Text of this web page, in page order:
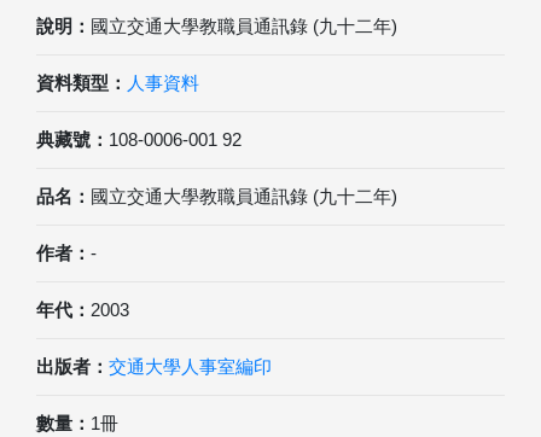
說明： 國立交通大學教職員通訊錄 (九十二年)
資料類型： 人事資料
典藏號： 108-0006-001 92
品名： 國立交通大學教職員通訊錄 (九十二年)
作者： -
年代： 2003
出版者： 交通大學人事室編印
數量： 1冊